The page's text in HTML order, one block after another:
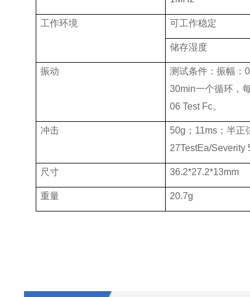
工作环境 可工作稳定
储存湿度
振动 测试条件：振幅：
30min一个循环，
06 Test Fc。
冲击 50g ； 11ms；半正
27TestEa/Severity
尺寸 36.2*27.2*13mm
重量 20.7g